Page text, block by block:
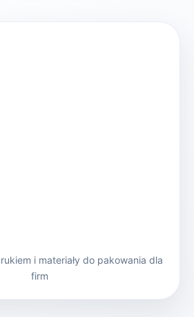
i materiały do pakowania dla
firm